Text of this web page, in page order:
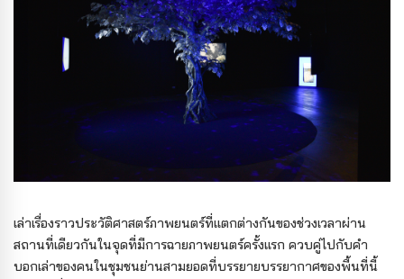
เล่าเรื่องราวประวัติศาสตร์ภาพยนตร์ที่แตกต่างกันของช่วงเวลาผ่าน
สถานที่เดียวกันในจุดที่มีการฉายภาพยนตร์ครั้งแรก ควบคู่ไปกับคำ
บอกเล่าของคนในชุมชนย่านสามยอดที่บรรยายบรรยากาศของพื้นที่นี้